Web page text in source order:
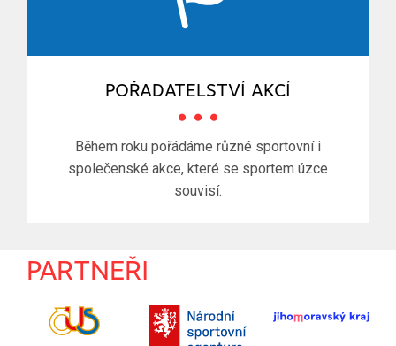
POŘADATELSTVÍ AKCÍ
Během roku pořádáme různé sportovní i
společenské akce, které se sportem úzce
souvisí.
PARTNEŘI